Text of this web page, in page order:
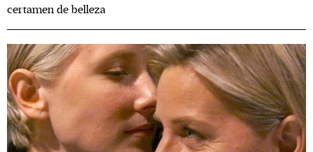
certamen de belleza